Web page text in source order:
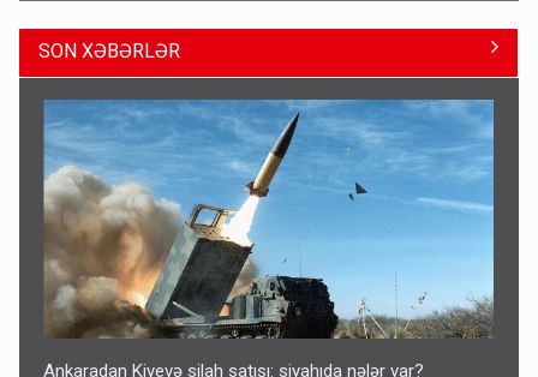
Azərbaycan bundan hər il 3 milyard dollar qazanacaq
8 Avqust 23:33
SON XƏBƏRLƏR
Ankaradan Kiyevə silah satışı: siyahıda nələr var?